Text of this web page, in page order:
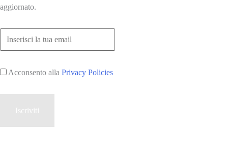
aggiornato.
Acconsento alla Privacy Policies